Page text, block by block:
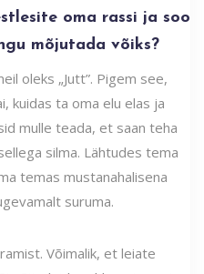
oma rassi ja soo
mõjutada võiks?
oleks „Jutt”. Pigem see,
kuidas ta oma elu elas ja
mulle teada, et saan teha
silma. Lähtudes tema
temas mustanahalisena
suruma.
Võimalik, et leiate